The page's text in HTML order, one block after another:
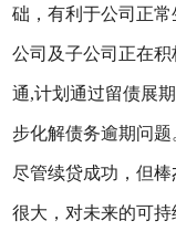
础，有利于公司正常
公司及子公司正在
通,计划通过留债展
步化解债务逾期问题
尽管续贷成功，但
很大，对未来的可持